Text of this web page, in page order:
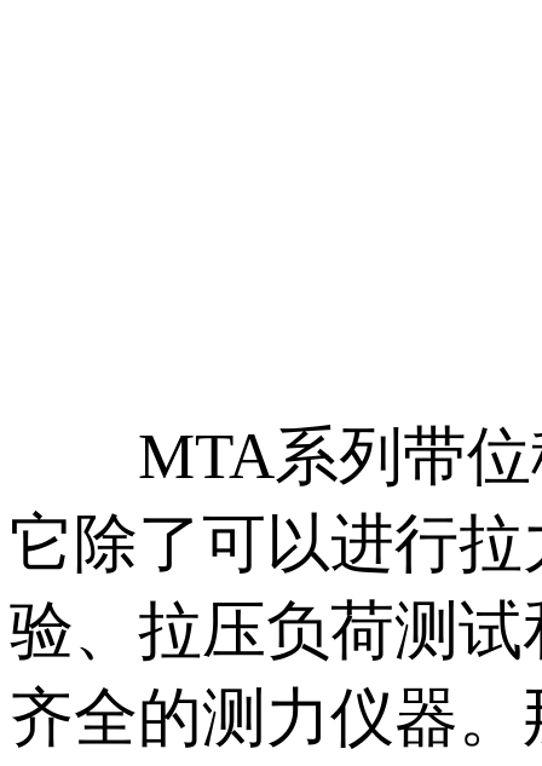
MTA系列带位
它除了可以进行
验、拉压负荷测
齐全的测力仪器